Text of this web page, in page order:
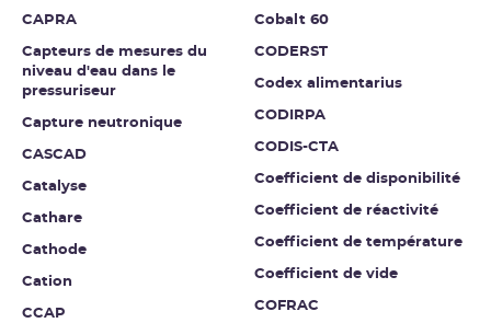
CAPRA
Capteurs de mesures du
niveau d'eau dans le
pressuriseur
Capture neutronique
CASCAD
Catalyse
Cathare
Cathode
Cation
CCAP
Cobalt 60
CODERST
Codex alimentarius
CODIRPA
CODIS-CTA
Coefficient de disponibilité
Coefficient de réactivité
Coefficient de température
Coefficient de vide
COFRAC